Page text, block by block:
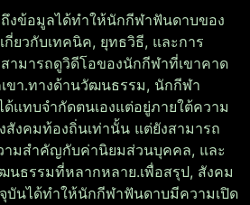
งข้อมูลได้ทำให้นักกีฬาฟันดาบของ
กี่ยวกับเทคนิค, ยุทธวิธี, และการ
ามารถดูวิดีโอของนักกีฬาที่เขาคาด
ขา.ทางด้านวัฒนธรรม, นักกีฬา
แทบจำกัดตนเองแต่อยู่ภายใต้ความ
งคมท้องถิ่นเท่านั้น แต่ยังสามารถ
ามสำคัญกับค่านิยมส่วนบุคคล, และ
นธรรมที่หลากหลาย.เพื่อสรุป, สังคม
บันได้ทำให้นักกีฬาฟันดาบมีความเปิด